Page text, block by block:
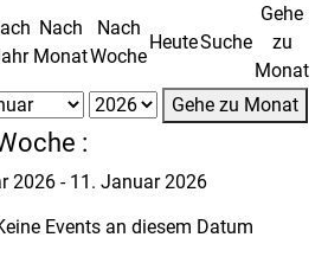
Nach
Monat
Nach
Woche
HeuteSuche
Gehe
zu
Monat
Gehe zu Monat
:
2026 - 11. Januar 2026
Events an diesem Datum